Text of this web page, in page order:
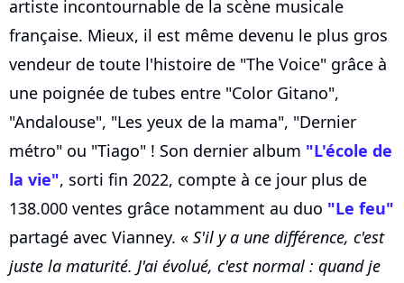
artiste incontournable de la scène musicale
française. Mieux, il est même devenu le plus gros
vendeur de toute l'histoire de "The Voice" grâce à
une poignée de tubes entre "Color Gitano",
"Andalouse", "Les yeux de la mama", "Dernier
métro" ou "Tiago" ! Son dernier album "L'école de
la vie", sorti fin 2022, compte à ce jour plus de
138.000 ventes grâce notamment au duo "Le feu"
partagé avec Vianney. « S'il y a une différence, c'est
juste la maturité. J'ai évolué, c'est normal : quand je